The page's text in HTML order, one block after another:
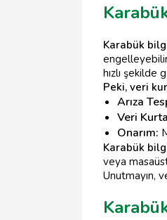
Karabük
hızlı şekilde
Peki, veri
Arıza
Veri
Onarım:
Karabük
veya
Unutmayın,